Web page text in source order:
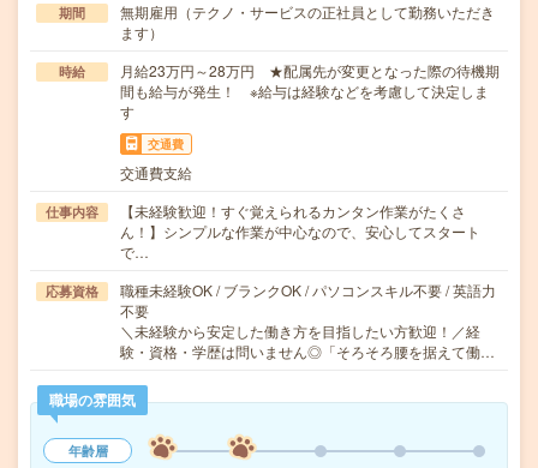
期間
無期雇用（テクノ・サービスの正社員として勤務いただき
ます）
時給
月給23万円～28万円 ★配属先が変更となった際の待機期
間も給与が発生！ ※給与は経験などを考慮して決定しま
す
交通費
交通費支給
仕事内容
【未経験歓迎！すぐ覚えられるカンタン作業がたくさ
ん！】シンプルな作業が中心なので、安心してスタート
で…
応募資格
職種未経験OK / ブランクOK / パソコンスキル不要 / 英語力
不要
＼未経験から安定した働き方を目指したい方歓迎！／経
験・資格・学歴は問いません◎「そろそろ腰を据えて働…
職場の雰囲気
年齢層